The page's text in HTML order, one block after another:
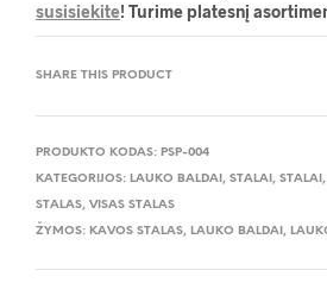
susisiekite! Turime platesnį
SHARE THIS PRODUCT
PRODUKTO KODAS: PSP-004
KATEGORIJOS: LAUKO BALDAI, STALAI, STALAI,
STALAS, VISAS STALAS
ŽYMOS: KAVOS STALAS, LAUKO BALDAI,